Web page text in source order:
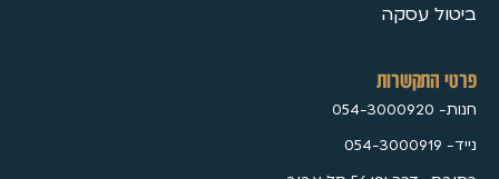
ביטול עסקה
פרטי התקשרות
חנות- 054-3000920
נייד- 054-3000919